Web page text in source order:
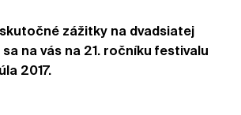
zážitky na dvadsiatej
sa na vás na 21. ročníku festivalu
2017.